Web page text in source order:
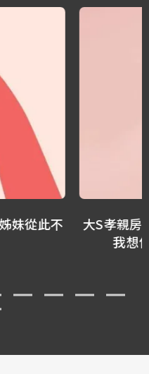
年前寫的遺囑：這是
障－蘇家宏律師